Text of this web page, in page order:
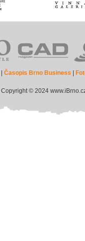
|Časopis Brno Business
Copyright © 2024